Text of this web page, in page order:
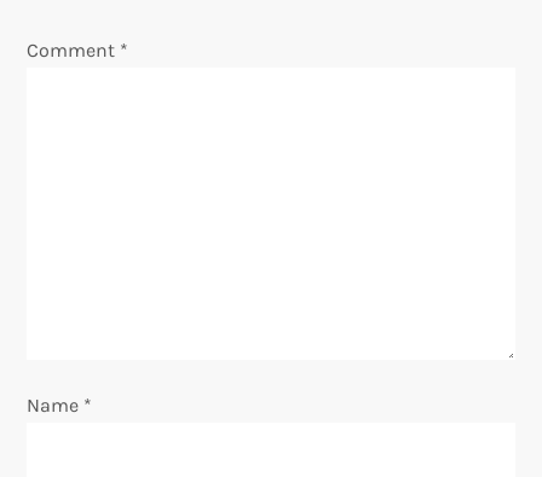
n
Comment *
Name *